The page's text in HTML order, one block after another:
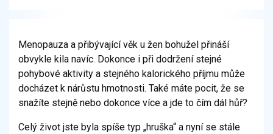
Menopauza a přibývající věk u žen bohužel přináší
obvykle kila navíc. Dokonce i při dodržení stejné
pohybové aktivity a stejného kalorického příjmu může
docházet k nárůstu hmotnosti. Také máte pocit, že se
snažíte stejně nebo dokonce více a jde to čím dál hůř?
Celý život jste byla spíše typ „hruška“ a nyní se stále